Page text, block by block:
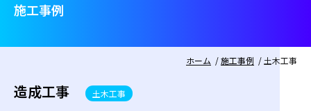
施工事例
ホーム 施工事例 土木工事
造成工事 土木工事